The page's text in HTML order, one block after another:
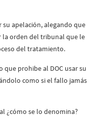
su apelación, alegando que
la orden del tribunal que le
del tratamiento.
prohibe al DOC usar su
como si el fallo jamás
¿cómo se lo denomina?